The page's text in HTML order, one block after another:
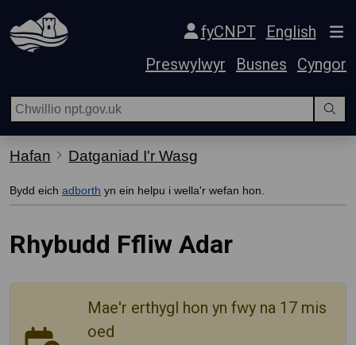
Hepgor gwe-lywio
fyCNPT
English
Preswylwyr
Busnes Cyngor
Hafan Datganiad I'r Wasg
Bydd eich adborth yn ein helpu i wella'r wefan hon.
Rhybudd Ffliw Adar
Mae'r erthygl hon yn fwy na 17 mis
oed